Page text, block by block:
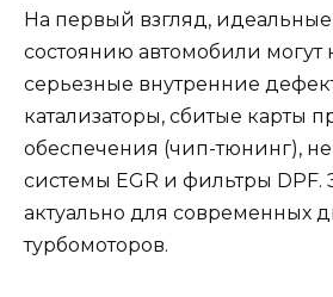
На первый взгляд,
состоянию автомобили могут
серьезные внутренние
катализаторы, сбитые карты
обеспечения (чип-тюнинг),
системы EGR и фильтры DPF.
актуально для современных
турбомоторов.